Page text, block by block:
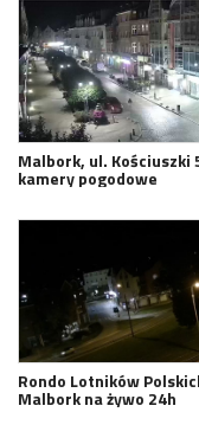
Malbork, ul. Kościuszki
kamery pogodowe
Rondo Lotników
Malbork na żywo 24h